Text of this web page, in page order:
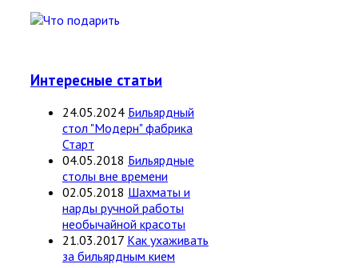
Интересные статьи
24.05.2024 Бильярдный
стол "Модерн" фабрика
Старт
04.05.2018 Бильярдные
столы вне времени
02.05.2018 Шахматы и
нарды ручной работы
необычайной красоты
21.03.2017 Как ухаживать
за бильярдным кием